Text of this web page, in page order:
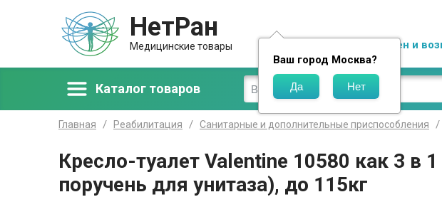
НетРан
Медицинские товары
Ваш город Москва?
Обмен и
Каталог товаров
Главная Реабилитация Санитарные и дополнительные приспособления
Кресло-туалет Valentine 10580 как 3 в
поручень для унитаза), до 115кг